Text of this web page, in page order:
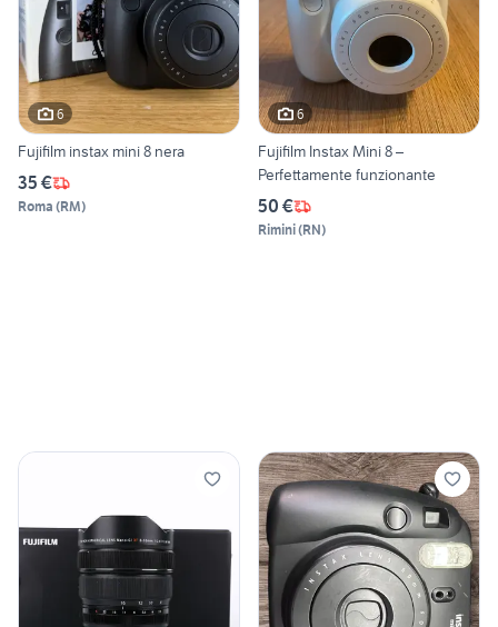
6
Fujifilm instax mini 8 nera
35 €
Roma (RM)
6
Fujifilm Instax Mini 8 –
Perfettamente funzionante
50 €
Rimini(RN)